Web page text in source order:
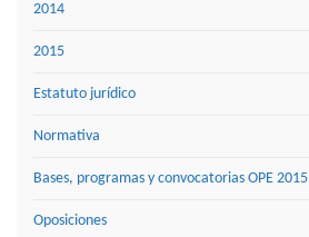
2014
2015
Estatuto jurídico
Normativa
Bases, programas y convocatorias OPE 2015
Oposiciones